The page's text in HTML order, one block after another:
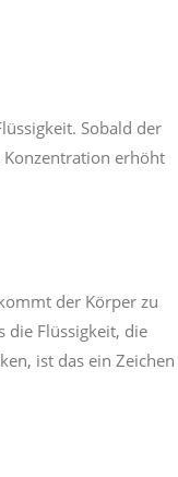
Sobald der
Konzentration erhöht
der Körper zu
die Flüssigkeit, die
ist das ein Zeichen